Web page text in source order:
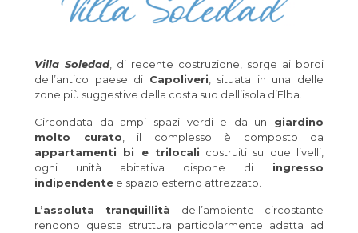
Villa Soledad, di recente costruzione, sorge ai bordi
dell’antico paese di Capoliveri , situata in una delle
zone più suggestive della costa sud dell’isola d’Elba.
Circondata da ampi spazi verdi e da un giardino
molto curato , il complesso è composto da
appartamenti bi e trilocali costruiti su due livelli,
ogni unità abitativa dispone di ingresso
indipendente e spazio esterno attrezzato.
L’assoluta tranquillità dell’ambiente circostante
rendono questa struttura particolarmente adatta ad